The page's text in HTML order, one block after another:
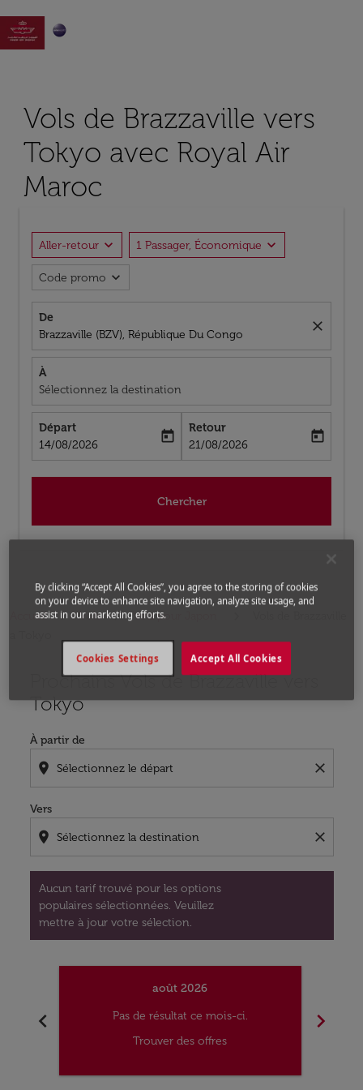

Vols de Brazzaville vers
Tokyo avec Royal Air
Maroc
Aller-retour expand_more 1 Passager, Économique expand_more
Code promo expand_more
De
Brazzaville (BZV), République Du Congo
close
À
Sélectionnez la destination
Départ
fc-booking-departure-date-aria-label
14/08/2026
today
Retour
fc-booking-return-date-aria-label
21/08/2026
today
Chercher
Accueil Vols Vols pour Japon
Prochains Vols de Brazzaville vers
Tokyo
À partir de
location_on close
Vers
location_on close
Aucun tarif trouvé pour les options
populaires sélectionnées. Veuillez
mettre à jour votre sélection.
Aucun tarif trouvé pour les options populaires
chevron_left
août 2026
Pas de résultat ce mois-ci.
Trouver des offres
chevron_right
By clicking “Accept All Cookies”, you agree to the storing of cookies
on your device to enhance site navigation, analyze site usage, and
assist in our marketing efforts.
Accept All Cookies
Cookies Settings